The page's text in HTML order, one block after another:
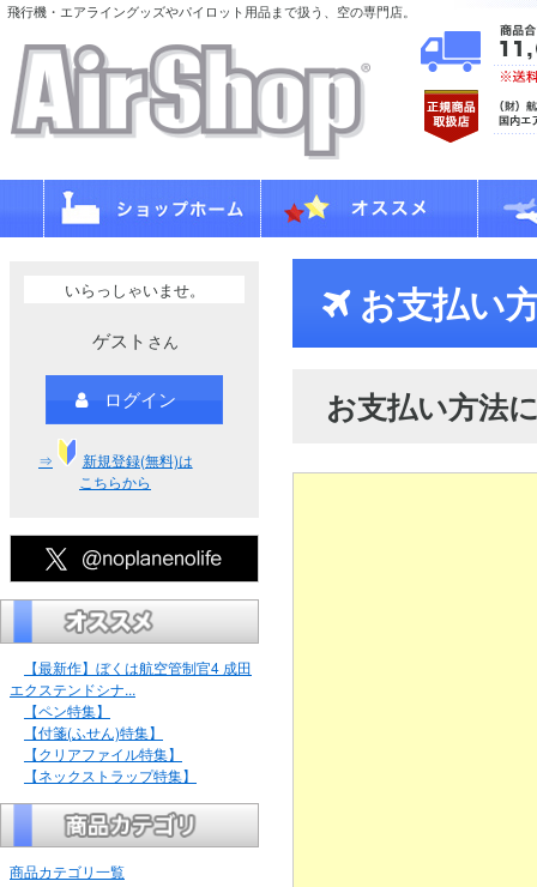
飛行機・エアライングッズやパイロット用品まで扱う、空の専門店。
いらっしゃいませ。
ゲスト さん
ログイン
⇒
新規登録(無料)は
こちらから
【最新作】ぼくは航空管制官4 成田
エクステンドシナ...
【ペン特集】
【付箋(ふせん)特集】
【クリアファイル特集】
【ネックストラップ特集】
商品カテゴリ一覧
お支払い
お支払い方法